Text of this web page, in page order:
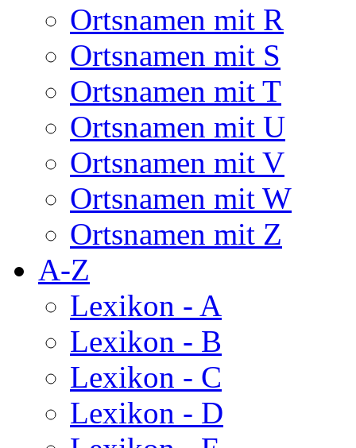
Ortsnamen mit R
Ortsnamen mit S
Ortsnamen mit T
Ortsnamen mit U
Ortsnamen mit V
Ortsnamen mit W
Ortsnamen mit Z
A-Z
Lexikon - A
Lexikon - B
Lexikon - C
Lexikon - D